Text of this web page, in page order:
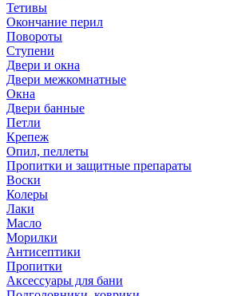
Тетивы
Окончание перил
Повороты
Ступени
Двери и окна
Двери межкомнатные
Окна
Двери банные
Петли
Крепеж
Опил, пеллеты
Пропитки и защитные препараты
Воски
Колеры
Лаки
Масло
Морилки
Антисептики
Пропитки
Аксессуары для бани